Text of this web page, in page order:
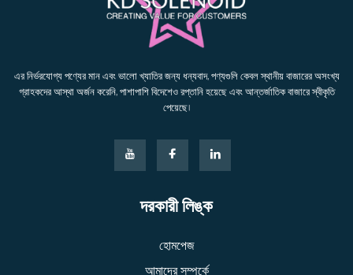
এর নির্ভরযোগ্য পণ্যের মান এবং ভালো খ্যাতির জন্য ধন্যবাদ, পণ্যগুলি কেবল স্থানীয় বাজারের অসংখ্য
গ্রাহকদের আস্থা অর্জন করেনি, পাশাপাশি বিদেশেও রপ্তানি হয়েছে এবং আন্তর্জাতিক বাজারে স্বীকৃতি
পেয়েছে।
দরকারী লিঙ্ক
হোমপেজ